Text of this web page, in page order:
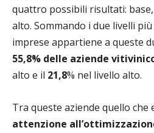
quattro possibili risultati:
alto. Sommando i due livelli
imprese appartiene a queste
55,8% delle aziende
alto e il 21,8% nel livello alto.
Tra queste aziende quello che
attenzione